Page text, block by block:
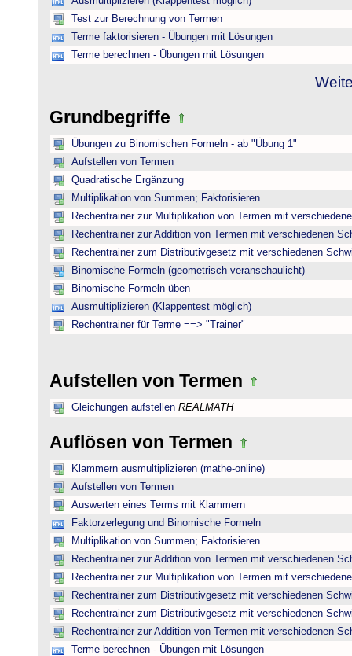
Test zur Berechnung von Termen
Terme faktorisieren - Übungen mit Lösungen
Terme berechnen - Übungen mit Lösungen
Grundbegriffe
Übungen zu Binomischen Formeln - ab "Übung 1"
Aufstellen von Termen
Quadratische Ergänzung
Multiplikation von Summen; Faktorisieren
Rechentrainer zur Multiplikation von Termen mit
Rechentrainer zur Addition von Termen mit verschiedenen
Rechentrainer zum Distributivgesetz mit verschiedenen
Binomische Formeln (geometrisch veranschaulicht)
Binomische Formeln üben
Ausmultiplizieren (Klappentest möglich)
Rechentrainer für Terme ==> "Trainer"
Aufstellen von Termen
Gleichungen aufstellen REALMATH
Auflösen von Termen
Klammern ausmultiplizieren (mathe-online)
Aufstellen von Termen
Auswerten eines Terms mit Klammern
Faktorzerlegung und Binomische Formeln
Multiplikation von Summen; Faktorisieren
Rechentrainer zur Addition von Termen mit verschiedenen
Rechentrainer zur Multiplikation von Termen mit
Rechentrainer zum Distributivgesetz mit verschiedenen
Rechentrainer zum Distributivgesetz mit verschiedenen
Rechentrainer zur Addition von Termen mit verschiedenen
Terme berechnen - Übungen mit Lösungen